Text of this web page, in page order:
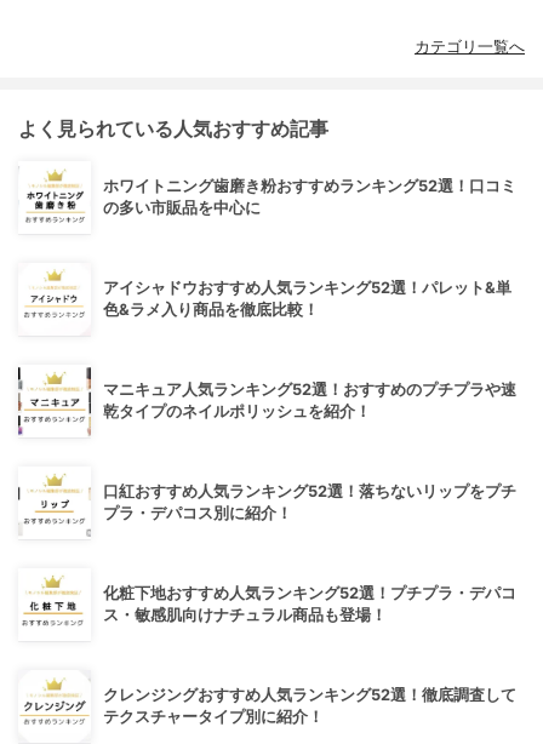
カテゴリ一覧へ
よく見られている人気おすすめ記事
ホワイトニング歯磨き粉おすすめランキング52選！口コミ
の多い市販品を中心に
アイシャドウおすすめ人気ランキング52選！パレット&単
色&ラメ入り商品を徹底比較！
マニキュア人気ランキング52選！おすすめのプチプラや速
乾タイプのネイルポリッシュを紹介！
口紅おすすめ人気ランキング52選！落ちないリップをプチ
プラ・デパコス別に紹介！
化粧下地おすすめ人気ランキング52選！プチプラ・デパコ
ス・敏感肌向けナチュラル商品も登場！
クレンジングおすすめ人気ランキング52選！徹底調査して
テクスチャータイプ別に紹介！